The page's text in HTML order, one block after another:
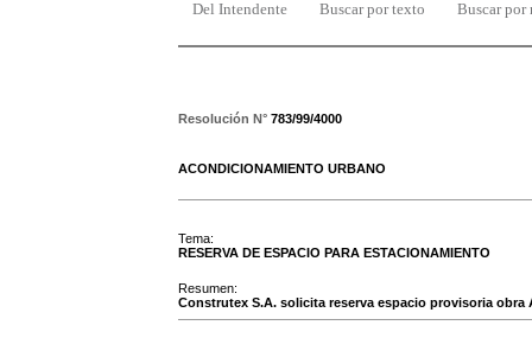
Del Intendente Buscar por texto Buscar por
Resolución N° 783/99/4000
ACONDICIONAMIENTO URBANO
Tema:
RESERVA DE ESPACIO PARA ESTACIONAMIENTO
Resumen:
Construtex S.A. solicita reserva espacio provisoria obra